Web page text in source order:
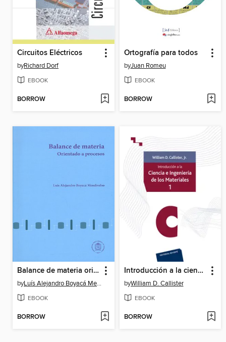
Circuitos Eléctricos
byRichard Dorf
EBOOK
BORROW
Ortografía para todos
byJuan Romeu
EBOOK
BORROW
Balance de materia orientado a procesos
by Luís Alejandro Boyacá Mendivelso
EBOOK
BORROW
Introducción a la ciencia e ingeniería de los materiales. Volumen I
byWilliam D. Callister
EBOOK
BORROW